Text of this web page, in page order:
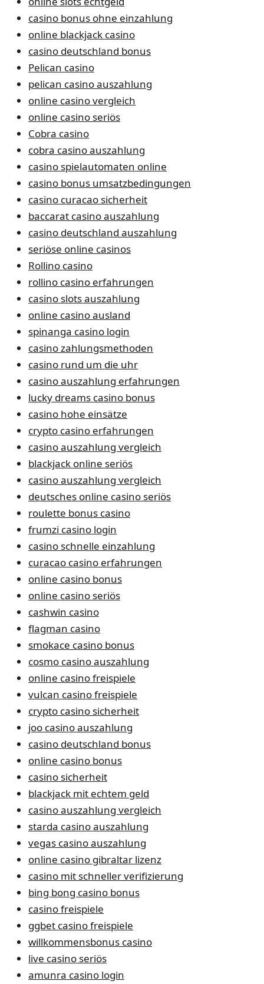
casino bonus ohne einzahlung
online blackjack casino
casino deutschland bonus
Pelican casino
pelican casino auszahlung
online casino vergleich
online casino seriös
Cobra casino
cobra casino auszahlung
casino spielautomaten online
casino bonus umsatzbedingungen
casino curacao sicherheit
baccarat casino auszahlung
casino deutschland auszahlung
seriöse online casinos
Rollino casino
rollino casino erfahrungen
casino slots auszahlung
online casino ausland
spinanga casino login
casino zahlungsmethoden
casino rund um die uhr
casino auszahlung erfahrungen
lucky dreams casino bonus
casino hohe einsätze
crypto casino erfahrungen
casino auszahlung vergleich
blackjack online seriös
casino auszahlung vergleich
deutsches online casino seriös
roulette bonus casino
frumzi casino login
casino schnelle einzahlung
curacao casino erfahrungen
online casino bonus
online casino seriös
cashwin casino
flagman casino
smokace casino bonus
cosmo casino auszahlung
online casino freispiele
vulcan casino freispiele
crypto casino sicherheit
joo casino auszahlung
casino deutschland bonus
online casino bonus
casino sicherheit
blackjack mit echtem geld
casino auszahlung vergleich
starda casino auszahlung
vegas casino auszahlung
online casino gibraltar lizenz
casino mit schneller verifizierung
bing bong casino bonus
casino freispiele
ggbet casino freispiele
willkommensbonus casino
live casino seriös
amunra casino login